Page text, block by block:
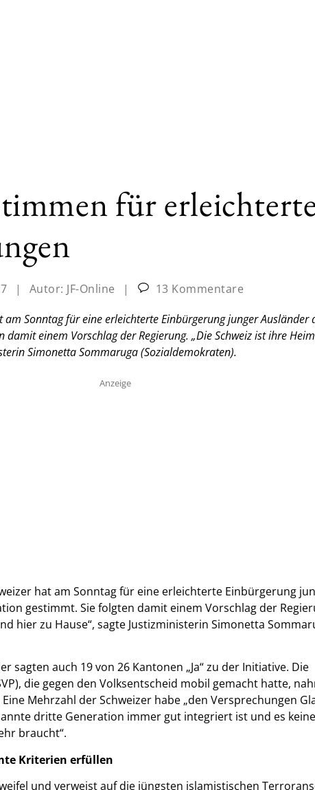
für
| Autor: JF-Online |
13 Kommentare
am Sonntag für eine erleichterte Einbürgerung junger Ausländer
damit einem Vorschlag der Regierung. „Die Schweiz ist ihre
Simonetta Sommaruga (Sozialdemokraten).
Anzeige
hat am Sonntag für eine erleichterte Einbürgerung
gestimmt. Sie folgten damit einem Vorschlag der
hier zu Hause“, sagte Justizministerin Simonetta
sagten auch 19 von 26 Kantonen „Ja“ zu der Initiative. Die
die gegen den Volksentscheid mobil gemacht hatte,
Mehrzahl der Schweizer habe „den Versprechungen
dritte Generation immer gut integriert ist und es
braucht“.
Kriterien erfüllen
und verweist auf die jüngsten islamistischen